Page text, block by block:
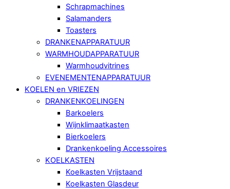
Schrapmachines
Salamanders
Toasters
DRANKENAPPARATUUR
WARMHOUDAPPARATUUR
Warmhoudvitrines
EVENEMENTENAPPARATUUR
KOELEN en VRIEZEN
DRANKENKOELINGEN
Barkoelers
Wijnklimaatkasten
Bierkoelers
Drankenkoeling Accessoires
KOELKASTEN
Koelkasten Vrijstaand
Koelkasten Glasdeur